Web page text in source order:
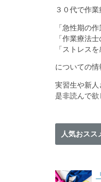
３０代で作
「急性期の
「作業療法士
「ストレス
についての情
実習生や新人
是非読んで欲
人気おスス